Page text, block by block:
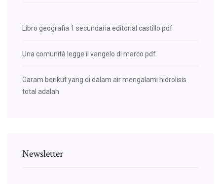
Libro geografia 1 secundaria editorial castillo pdf
Una comunità legge il vangelo di marco pdf
Garam berikut yang di dalam air mengalami hidrolisis
total adalah
Newsletter